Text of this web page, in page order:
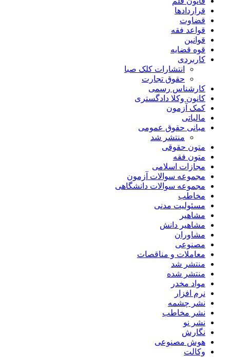
قراردادها
قضاوت
قواعد فقه
قوانین
قوه قضایه
کاربردی
انتشارات کلک صبا
حقوق تجارت
کارشناس رسمی
کانون وکلا دادگستری
کمک آزمون
مالیاتی
مبانی حقوق عمومی
منتشر شد
متون حقوقی
متون فقه
مجازات اسلامی
مجموعه سوالات آزمون
مجموعه سوالات دانشگاهی
مخاطب
مسئولیت مدنی
مشاهیر
مشاهیر دانش
مشاوران
مصنوعی
معاملات و مناقصات
منتشر شد
منتشر شده
مواد مخدر
نرم افزار
نشر چشمه
نشر مخاطب
نشر نو
نگارش
هوش مصنوعی
وکالت